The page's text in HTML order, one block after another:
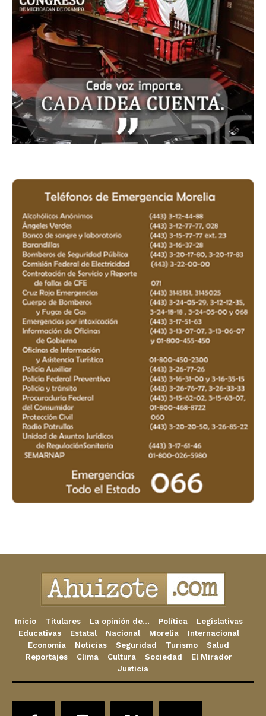
Inicio Titulares La opinión de… Política
Legislativas
Educativas
Estatal Nacional Morelia
Internacional
Economía
Noticias Seguridad Turismo
Salud
Reportajes
Clima Cultura Sociedad
El Mirador
Justicia